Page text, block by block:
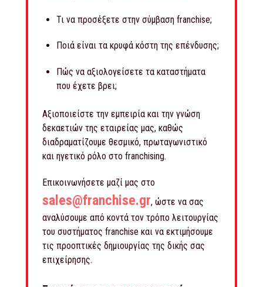
Τι να προσέξετε στην σύμβαση franchise;
Ποιά είναι τα κρυφά κόστη της επένδυσης;
Πώς να αξιολογείσετε τα καταστήματα
που έχετε βρει;
Αξιοποιείστε την εμπειρία και την γνώση
δεκαετιών της εταιρείας μας, καθώς
διαδραματίζουμε θεσμικό, πρωταγωνιστικό
και ηγετικό ρόλο στο franchising.
Επικοινωνήσετε μαζί μας στο
sales@franchise.gr, ώστε να σας
αναλύσουμε από κοντά τον τρόπο λειτουργίας
του συστήματος franchise και να εκτιμήσουμε
τις προοπτικές δημιουργίας της δικής σας
επιχείρησης.